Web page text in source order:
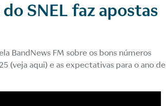
SNEL faz apostas
BandNews FM sobre os bons números
(veja aqui) e as expectativas para o ano de